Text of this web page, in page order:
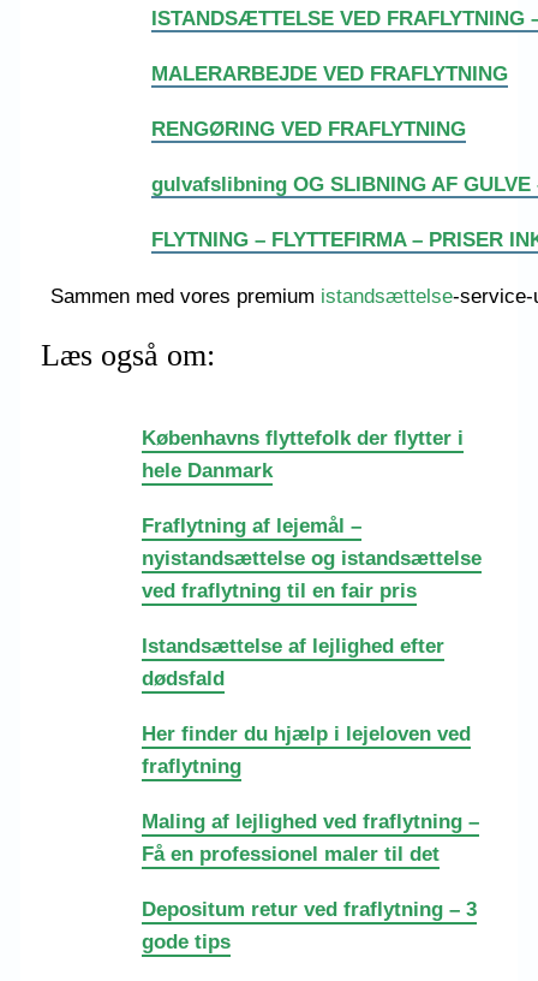
ISTANDSÆTTELSE VED FRAFLYTNING
MALERARBEJDE VED FRAFLYTNING
RENGØRING VED FRAFLYTNING
gulvafslibning OG SLIBNING AF GULVE
FLYTNING – FLYTTEFIRMA – PRISER
Sammen med vores premium istandsættelse-
Læs også om:
Københavns flyttefolk der flytter i
hele Danmark
Fraflytning af lejemål –
nyistandsættelse og istandsættelse
ved fraflytning til en fair pris
Istandsættelse af lejlighed efter
dødsfald
Her finder du hjælp i lejeloven ved
fraflytning
Maling af lejlighed ved fraflytning –
Få en professionel maler til det
Depositum retur ved fraflytning – 3
gode tips